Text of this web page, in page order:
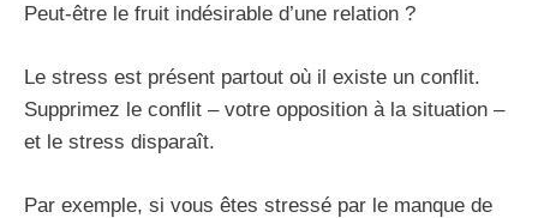
Peut-être le fruit indésirable d’une relation ?
Le stress est présent partout où il existe un conflit.
Supprimez le conflit – votre opposition à la situation –
et le stress disparaît.
Par exemple, si vous êtes stressé par le manque de